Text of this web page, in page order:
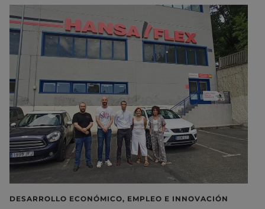
DESARROLLO ECONÓMICO, EMPLEO E INNOVACIÓN